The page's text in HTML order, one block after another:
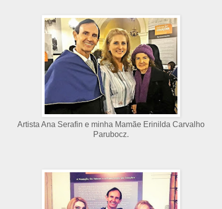
Artista Ana Serafin e minha Mamãe Erinilda Carvalho
Parubocz.